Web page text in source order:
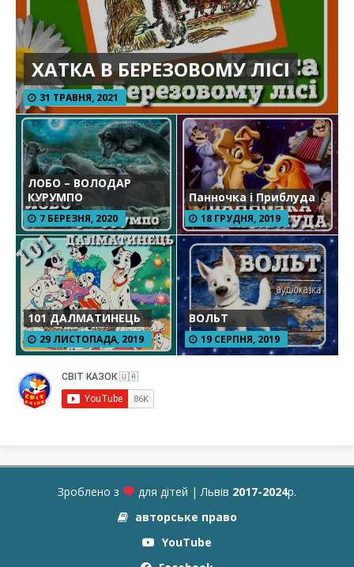
ХАТКА В БЕРЕЗОВОМУ ЛІСІ
31 ТРАВНЯ, 2021
ЛОБО – ВОЛОДАР
КУРУМПО
7 БЕРЕЗНЯ, 2020
Панночка і Приблуда
18 ГРУДНЯ, 2019
101 ДАЛМАТИНЕЦЬ
29 ЛИСТОПАДА, 2019
ВОЛЬТ
19 СЕРПНЯ, 2019
Зроблено з для дітей | Львів 2017-2024р.
авторське право
YouTube